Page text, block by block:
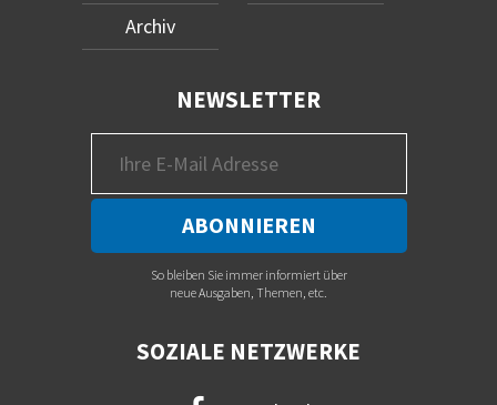
Archiv
NEWSLETTER
So bleiben Sie immer informiert über
neue Ausgaben, Themen, etc.
SOZIALE NETZWERKE